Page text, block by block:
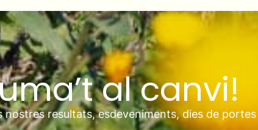
al canvi!
resultats, esdeveniments, dies de